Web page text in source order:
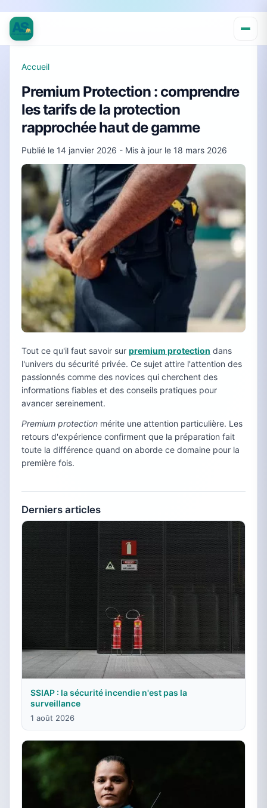
Accueil
Premium Protection : comprendre
les tarifs de la protection
rapprochée haut de gamme
Publié le 14 janvier 2026 - Mis à jour le 18 mars 2026
Tout ce qu'il faut savoir sur premium protection dans
l'univers du sécurité privée. Ce sujet attire l'attention des
passionnés comme des novices qui cherchent des
informations fiables et des conseils pratiques pour
avancer sereinement.
Premium protection mérite une attention particulière. Les
retours d'expérience confirment que la préparation fait
toute la différence quand on aborde ce domaine pour la
première fois.
Derniers articles
SSIAP : la sécurité incendie n'est pas la
surveillance
1 août 2026